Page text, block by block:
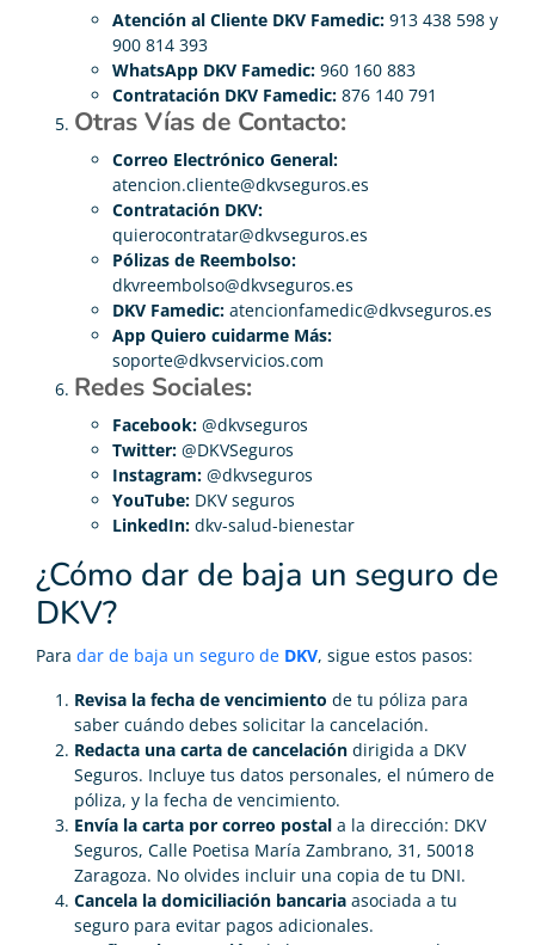
Atención al Cliente DKV Famedic: 913 438 598 y
900 814 393
WhatsApp DKV Famedic: 960 160 883
Contratación DKV Famedic: 876 140 791
Otras Vías de Contacto:
Correo Electrónico General:
atencion.cliente@dkvseguros.es
Contratación DKV:
quierocontratar@dkvseguros.es
Pólizas de Reembolso:
dkvreembolso@dkvseguros.es
DKV Famedic: atencionfamedic@dkvseguros.es
App Quiero cuidarme Más:
soporte@dkvservicios.com
Redes Sociales:
Facebook: @dkvseguros
Twitter: @DKVSeguros
Instagram: @dkvseguros
YouTube: DKV seguros
LinkedIn: dkv-salud-bienestar
¿Cómo dar de baja un seguro de
DKV?
Para dar de baja un seguro de DKV, sigue estos pasos:
Revisa la fecha de vencimiento de tu póliza para
saber cuándo debes solicitar la cancelación.
Redacta una carta de cancelación dirigida a DKV
Seguros. Incluye tus datos personales, el número de
póliza, y la fecha de vencimiento.
Envía la carta por correo postal a la dirección: DKV
Seguros, Calle Poetisa María Zambrano, 31, 50018
Zaragoza. No olvides incluir una copia de tu DNI.
Cancela la domiciliación bancaria asociada a tu
seguro para evitar pagos adicionales.